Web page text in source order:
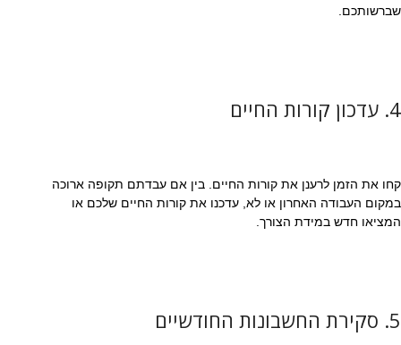
שברשותכם.
4. עדכון קורות החיים
קחו את הזמן לרענן את קורות החיים. בין אם עבדתם תקופה ארוכה
במקום העבודה האחרון או לא, עדכנו את קורות החיים שלכם או
המציאו חדש במידת הצורך.
5. סקירת החשבונות החודשיים